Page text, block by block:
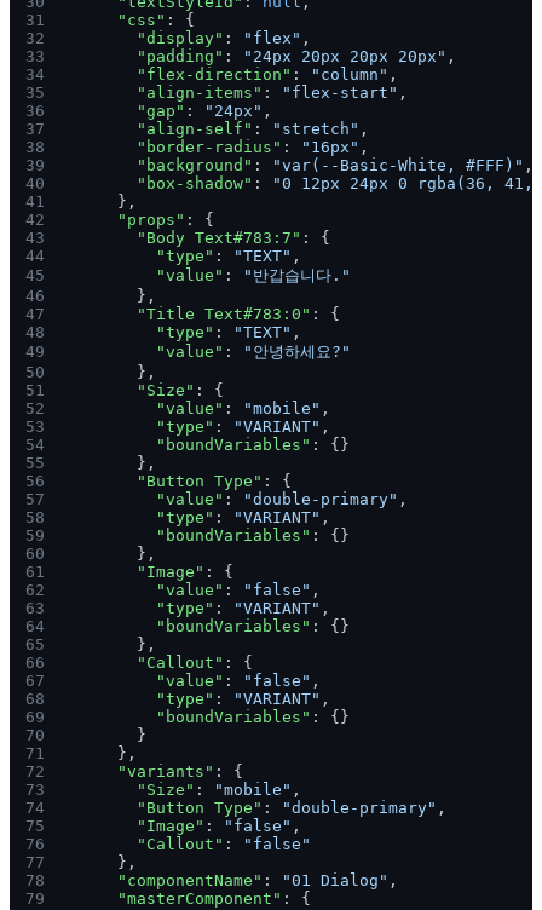
31
      "css"
: {
32
        "display"
: "flex" ,
33
        "padding"
: "24px 20px 20px 20px" ,
34
        "flex-direction"
: "column" ,
35
        "align-items"
: "flex-start" ,
36
        "gap"
: "24px" ,
37
        "align-self"
: "stretch" ,
38
        "border-radius"
: "16px" ,
39
        "background"
: "var(--Basic-White, #FFF)" ,
40
        "box-shadow"
:
"0 12px 24px 0 rgba(36,
41
      },
42
      "props"
: {
43
        "Body Text#783:7"
: {
44
          "type"
: "TEXT" ,
45
          "value"
:
"반갑습니다."
46
        },
47
        "Title Text#783:0"
: {
48
          "type"
: "TEXT" ,
49
          "value"
:
"안녕하세요?"
50
        },
51
        "Size"
: {
52
          "value"
: "mobile" ,
53
          "type"
: "VARIANT" ,
54
          "boundVariables"
: {}
55
        },
56
        "Button Type"
: {
57
          "value"
: "double-primary" ,
58
          "type"
: "VARIANT" ,
59
          "boundVariables"
: {}
60
        },
61
        "Image"
: {
62
          "value"
: "false" ,
63
          "type"
: "VARIANT" ,
64
          "boundVariables"
: {}
65
        },
66
        "Callout"
: {
67
          "value"
: "false" ,
68
          "type"
: "VARIANT" ,
69
          "boundVariables"
: {}
70
        }
71
      },
72
      "variants"
: {
73
        "Size"
: "mobile" ,
74
        "Button Type"
: "double-primary" ,
75
        "Image"
: "false" ,
76
        "Callout"
:
"false"
77
      },
78
      "componentName"
: "01 Dialog" ,
79
      "masterComponent"
: {